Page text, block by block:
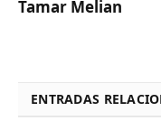
Tamar Melian
ENTRADAS